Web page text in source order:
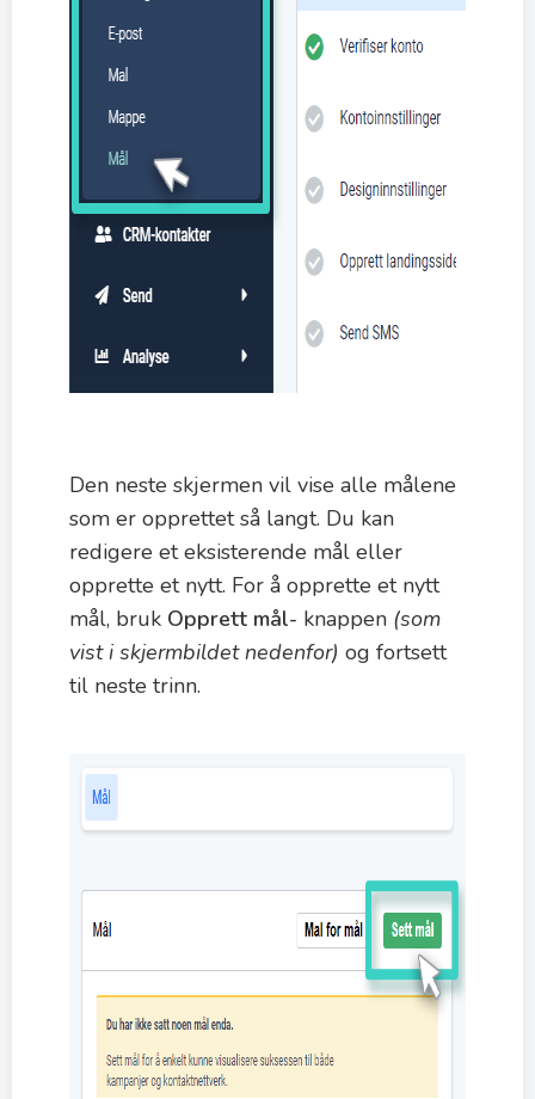
Den neste skjermen vil vise alle målene
som er opprettet så langt. Du kan
redigere et eksisterende mål eller
opprette et nytt. For å opprette et nytt
mål, bruk Opprett mål- knappen (som
vist i skjermbildet nedenfor) og fortsett
til neste trinn.